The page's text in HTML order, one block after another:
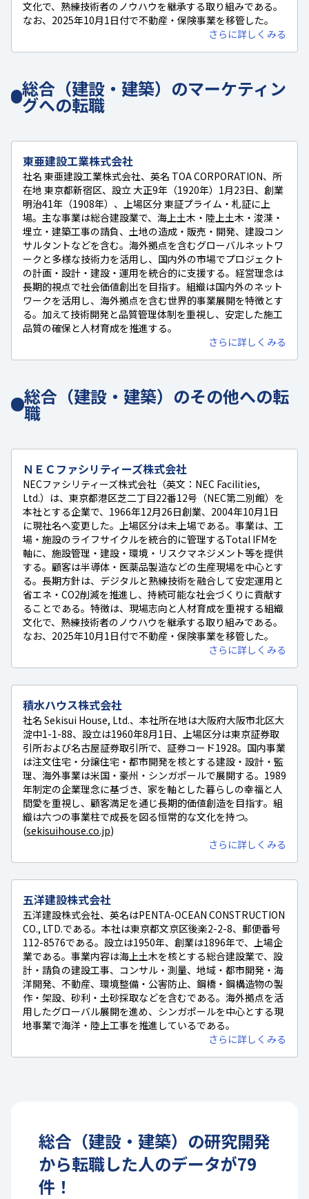
文化で、熟練技術者のノウハウを継承する取り組みである。
なお、2025年10月1日付で不動産・保険事業を移管した。
さらに詳しくみる
総合（建設・建築）のマーケティン
グへの転職
東亜建設工業株式会社
社名 東亜建設工業株式会社、英名 TOA CORPORATION、所
在地 東京都新宿区、設立 大正9年（1920年）1月23日、創業
明治41年（1908年）、上場区分 東証プライム・札証に上
場。主な事業は総合建設業で、海上土木・陸上土木・浚渫・
埋立・建築工事の請負、土地の造成・販売・開発、建設コン
サルタントなどを含む。海外拠点を含むグローバルネットワ
ークと多様な技術力を活用し、国内外の市場でプロジェクト
の計画・設計・建設・運用を統合的に支援する。経営理念は
長期的視点で社会価値創出を目指す。組織は国内外のネット
ワークを活用し、海外拠点を含む世界的事業展開を特徴とす
る。加えて技術開発と品質管理体制を重視し、安定した施工
品質の確保と人材育成を推進する。
さらに詳しくみる
総合（建設・建築）のその他への転
職
ＮＥＣファシリティーズ株式会社
NECファシリティーズ株式会社（英文：NEC Facilities,
Ltd.）は、東京都港区芝二丁目22番12号（NEC第二別館）を
本社とする企業で、1966年12月26日創業、2004年10月1日
に現社名へ変更した。上場区分は未上場である。事業は、工
場・施設のライフサイクルを統合的に管理するTotal IFMを
軸に、施設管理・建設・環境・リスクマネジメント等を提供
する。顧客は半導体・医薬品製造などの生産現場を中心とす
る。長期方針は、デジタルと熟練技術を融合して安定運用と
省エネ・CO2削減を推進し、持続可能な社会づくりに貢献す
ることである。特徴は、現場志向と人材育成を重視する組織
文化で、熟練技術者のノウハウを継承する取り組みである。
なお、2025年10月1日付で不動産・保険事業を移管した。
さらに詳しくみる
積水ハウス株式会社
社名 Sekisui House, Ltd.、本社所在地は大阪府大阪市北区大
淀中1-1-88、設立は1960年8月1日、上場区分は東京証券取
引所および名古屋証券取引所で、証券コード1928。国内事業
は注文住宅・分譲住宅・都市開発を核とする建設・設計・監
理、海外事業は米国・豪州・シンガポールで展開する。1989
年制定の企業理念に基づき、家を軸とした暮らしの幸福と人
間愛を重視し、顧客満足を通じ長期的価値創造を目指す。組
織は六つの事業柱で成長を図る恒常的な文化を持つ。
(sekisuihouse.co.jp)
さらに詳しくみる
五洋建設株式会社
五洋建設株式会社、英名はPENTA-OCEAN CONSTRUCTION
CO., LTD.である。本社は東京都文京区後楽2-2-8、郵便番号
112-8576である。設立は1950年、創業は1896年で、上場企
業である。事業内容は海上土木を核とする総合建設業で、設
計・請負の建設工事、コンサル・測量、地域・都市開発・海
洋開発、不動産、環境整備・公害防止、鋼橋・鋼構造物の製
作・架設、砂利・土砂採取などを含むである。海外拠点を活
用したグローバル展開を進め、シンガポールを中心とする現
地事業で海洋・陸上工事を推進しているである。
さらに詳しくみる
総合（建設・建築） の研究開発
から転職した人のデータが79
件！